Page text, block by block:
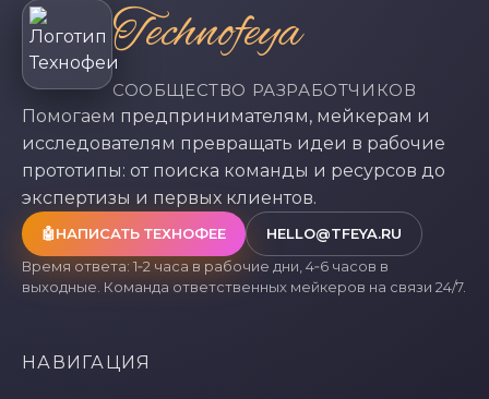
Technofeya
СООБЩЕСТВО РАЗРАБОТЧИКОВ
Помогаем предпринимателям, мейкерам и
исследователям превращать идеи в рабочие
прототипы: от поиска команды и ресурсов до
экспертизы и первых клиентов.
🤖НАПИСАТЬ ТЕХНОФЕЕ
HELLO@TFEYA.RU
Время ответа: 1‑2 часа в рабочие дни, 4‑6 часов в
выходные. Команда ответственных мейкеров на связи 24/7.
НАВИГАЦИЯ